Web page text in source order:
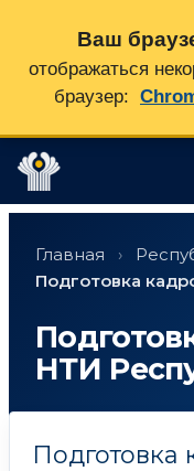
содержимому
Главная ›
Подготовка
НТИ
Подготовка
Ваш
отображаться
браузер: